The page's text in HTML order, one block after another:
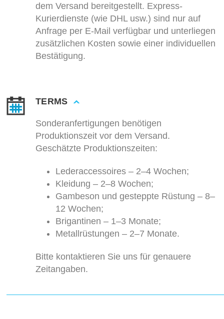
dem Versand bereitgestellt. Express-
Kurierdienste (wie DHL usw.) sind nur auf
Anfrage per E-Mail verfügbar und unterliegen
zusätzlichen Kosten sowie einer individuellen
Bestätigung.
TERMS
Sonderanfertigungen benötigen
Produktionszeit vor dem Versand.
Geschätzte Produktionszeiten:
Lederaccessoires – 2–4 Wochen;
Kleidung – 2–8 Wochen;
Gambeson und gesteppte Rüstung – 8–
12 Wochen;
Brigantinen – 1–3 Monate;
Metallrüstungen – 2–7 Monate.
Bitte kontaktieren Sie uns für genauere
Zeitangaben.